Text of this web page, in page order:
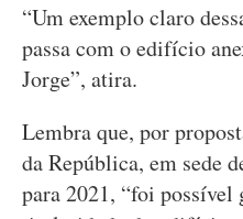
“Um exemplo claro
passa com o edifício
Jorge”, atira.
Lembra que, por
da República, em sede
para 2021, “foi possível